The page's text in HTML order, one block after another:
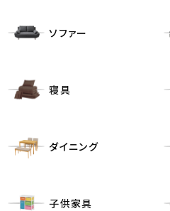
ソファー
寝具
ダイニング
子供家具